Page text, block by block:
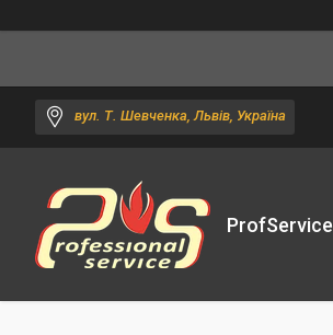
вул. Т. Шевченка, Львів, Україна
ProfService